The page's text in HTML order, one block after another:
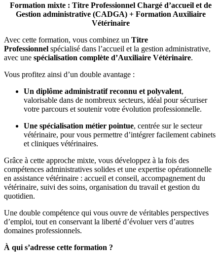
Formation mixte : Titre Professionnel Chargé d’accueil et de
Gestion administrative (CADGA) + Formation Auxiliaire
Vétérinaire
Avec cette formation, vous combinez un Titre
Professionnel spécialisé dans l’accueil et la gestion administrative,
avec une spécialisation complète d’Auxiliaire Vétérinaire.
Vous profitez ainsi d’un double avantage :
Un diplôme administratif reconnu et polyvalent,
valorisable dans de nombreux secteurs, idéal pour sécuriser
votre parcours et soutenir votre évolution professionnelle.
Une spécialisation métier pointue, centrée sur le secteur
vétérinaire, pour vous permettre d’intégrer facilement cabinets
et cliniques vétérinaires.
Grâce à cette approche mixte, vous développez à la fois des
compétences administratives solides et une expertise opérationnelle
en assistance vétérinaire : accueil et conseil, accompagnement du
vétérinaire, suivi des soins, organisation du travail et gestion du
quotidien.
Une double compétence qui vous ouvre de véritables perspectives
d’emploi, tout en conservant la liberté d’évoluer vers d’autres
domaines professionnels.
À qui s’adresse cette formation ?